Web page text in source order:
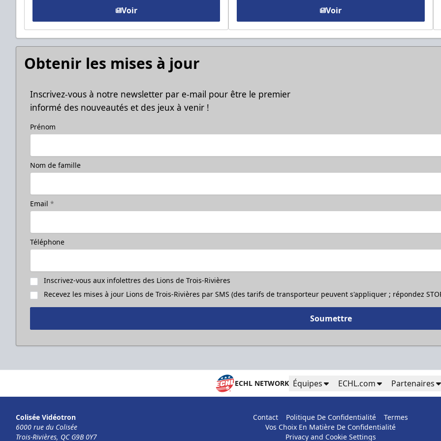
Voir Voir
Obtenir les mises à jour
Inscrivez-vous à notre newsletter par e-mail pour être le premier
informé des nouveautés et des jeux à venir !
Prénom
Nom de famille
Email *
Téléphone
Inscrivez-vous aux infolettres des Lions de Trois-Rivières
Recevez les mises à jour Lions de Trois-Rivières par SMS (des tarifs de transporteur peuvent s'appliquer ; répondez
Soumettre
ECHL NETWORK Équipes ECHL.com Partenaires
Colisée Vidéotron
6000 rue du Colisée
Trois-Rivières, QC G9B 0Y7
Contact Politique De Confidentialité
Termes
Vos Choix En Matière De Confidentialité
Privacy and Cookie Settings